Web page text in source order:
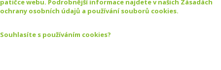
patičce webu. Podrobnější informace najdete v našich Zásadách
ochrany osobních údajů a používání souborů cookies.
Souhlasíte s používáním cookies?